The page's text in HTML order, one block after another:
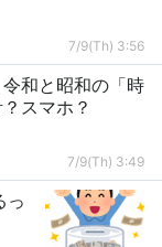
7/9(Th) 3:56
和と昭和の「時
スマホ？
7/9(Th) 3:49
っ